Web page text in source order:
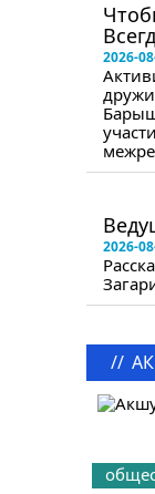
2026-
2026-
//